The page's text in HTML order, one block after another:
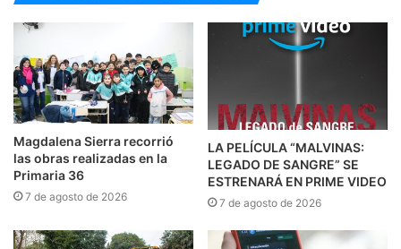
Magdalena Sierra recorrió
las obras realizadas en la
Primaria 36
7 de agosto de 2026
LA PELÍCULA “MALVINAS:
LEGADO DE SANGRE” SE
ESTRENARÁ EN PRIME VIDEO
7 de agosto de 2026